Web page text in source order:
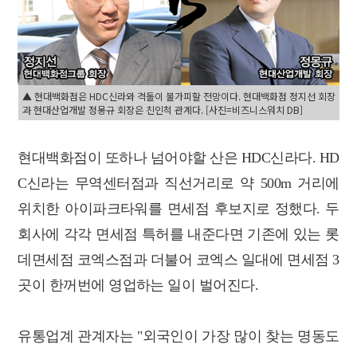
▲ 현대백화점은 HDC신라와 격돌이 불가피할 전망이다. 현대백화점 정지선 회장
과 현대산업개발 정몽규 회장은 친인척 관계다. [사진=비즈니스워치 DB]
현대백화점이 또하나 넘어야할 산은 HDC신라다. HD
C신라는 무역센터점과 직선거리로 약 500m 거리에
위치한 아이파크타워를 면세점 후보지로 정했다. 두
회사에 각각 면세점 특허를 내준다면 기존에 있는 롯
데면세점 코엑스점과 더불어 코엑스 일대에 면세점 3
곳이 한꺼번에 영업하는 일이 벌어진다.
유통업계 관계자는 "외국인이 가장 많이 찾는 명동도